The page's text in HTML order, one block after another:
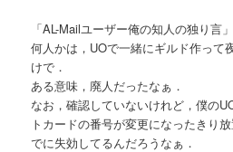
「AL-Mailユーザー俺の知人の独り言
何人かは，UOで一緒にギルド作って
けで．
ある意味，廃人だったなぁ．
なお，確認していないけれど，僕の
トカードの番号が変更になったきり
でに失効してるんだろうなぁ．